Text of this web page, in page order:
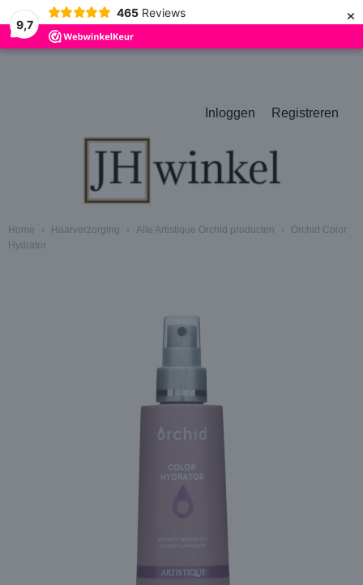
9,7
465 Reviews ×
Inloggen Registreren
Home › Haarverzorging › Alle Artistique Orchid producten ›
Orchid Color
Hydrator